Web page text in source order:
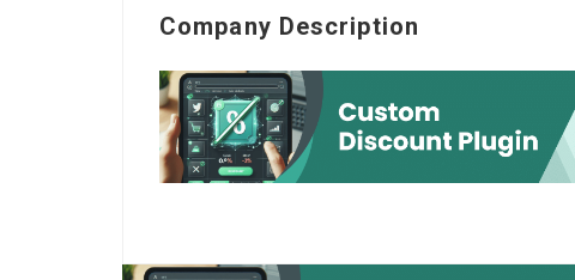
Company Description